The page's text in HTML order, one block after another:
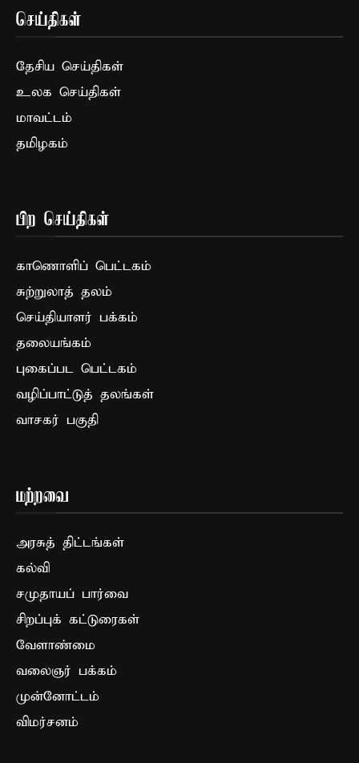
செய்திகள்
தேசிய செய்திகள்
உலக செய்திகள்
மாவட்டம்
தமிழகம்
பிற செய்திகள்
காணொளிப் பெட்டகம்
சுற்றுலாத் தலம்
செய்தியாளர் பக்கம்
தலையங்கம்
புகைப்பட பெட்டகம்
வழிப்பாட்டுத் தலங்கள்
வாசகர் பகுதி
மற்றவை
அரசுத் திட்டங்கள்
கல்வி
சமுதாயப் பார்வை
சிறப்புக் கட்டுரைகள்
வேளாண்மை
வலைஞர் பக்கம்
முன்னோட்டம்
விமர்சனம்